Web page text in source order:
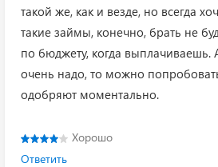
такой же, как и везде, но всегда
такие займы, конечно, брать не
по бюджету, когда выплачиваешь.
очень надо, то можно
одобряют моментально.
Хорошо
Ответить